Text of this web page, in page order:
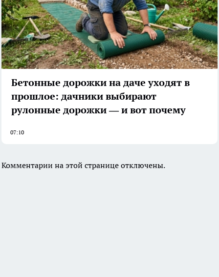
Бетонные дорожки на даче уходят в
прошлое: дачники выбирают
рулонные дорожки — и вот почему
07:10
Комментарии на этой странице отключены.